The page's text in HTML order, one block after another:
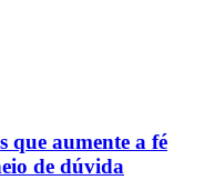
que aumente a fé
de dúvida